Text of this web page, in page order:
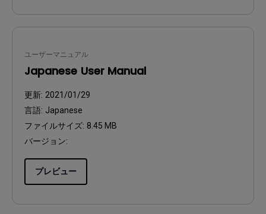
ユーザーマニュアル
Japanese User Manual
更新: 2021/01/29
言語: Japanese
ファイルサイズ: 8.45 MB
バージョン:
プレビュー